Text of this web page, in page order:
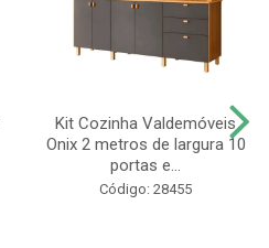
Kit Cozinha Valdemóveis
Onix 2 metros de largura 10
portas e...
Código: 28455